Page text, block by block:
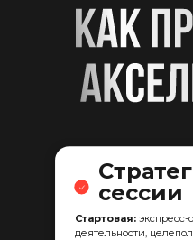
Стартовая: экспресс-
деятельности,
сессии